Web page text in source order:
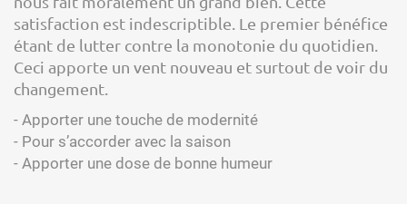
satisfaction est indescriptible. Le premier bénéfice
étant de lutter contre la monotonie du quotidien.
Ceci apporte un vent nouveau et surtout de voir du
changement.
- Apporter une touche de modernité
- Pour s’accorder avec la saison
- Apporter une dose de bonne humeur